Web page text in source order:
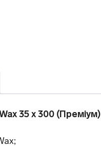
35 x 300 (Преміум)